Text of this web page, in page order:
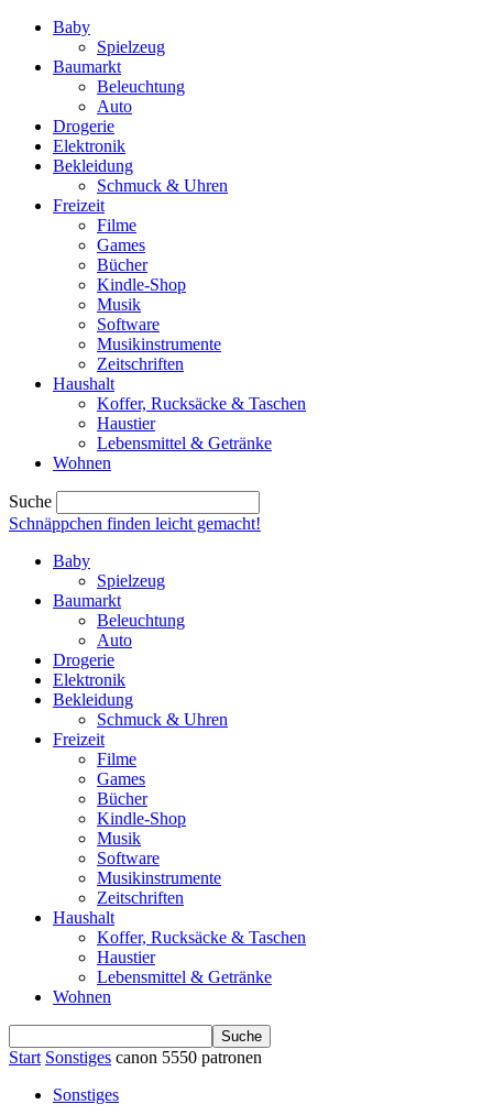
Baby
Spielzeug
Baumarkt
Beleuchtung
Auto
Drogerie
Elektronik
Bekleidung
Schmuck & Uhren
Freizeit
Filme
Games
Bücher
Kindle-Shop
Musik
Software
Musikinstrumente
Zeitschriften
Haushalt
Koffer, Rucksäcke & Taschen
Haustier
Lebensmittel & Getränke
Wohnen
Suche
Schnäppchen finden leicht gemacht!
Baby
Spielzeug
Baumarkt
Beleuchtung
Auto
Drogerie
Elektronik
Bekleidung
Schmuck & Uhren
Freizeit
Filme
Games
Bücher
Kindle-Shop
Musik
Software
Musikinstrumente
Zeitschriften
Haushalt
Koffer, Rucksäcke & Taschen
Haustier
Lebensmittel & Getränke
Wohnen
Start Sonstiges canon 5550 patronen
Sonstiges